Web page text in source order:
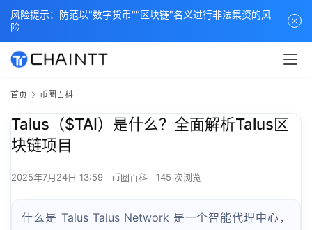
首页 币圈百科
Talus（$TAI）是什么？全面解析Talus区
块链项目
2025年7月24日 13:59 币圈百科 145 次浏览
什么是 Talus Talus Network 是一个智能代理中心，
风险提示：防范以"数字货币""区块链"名义进行非法集资的风
险